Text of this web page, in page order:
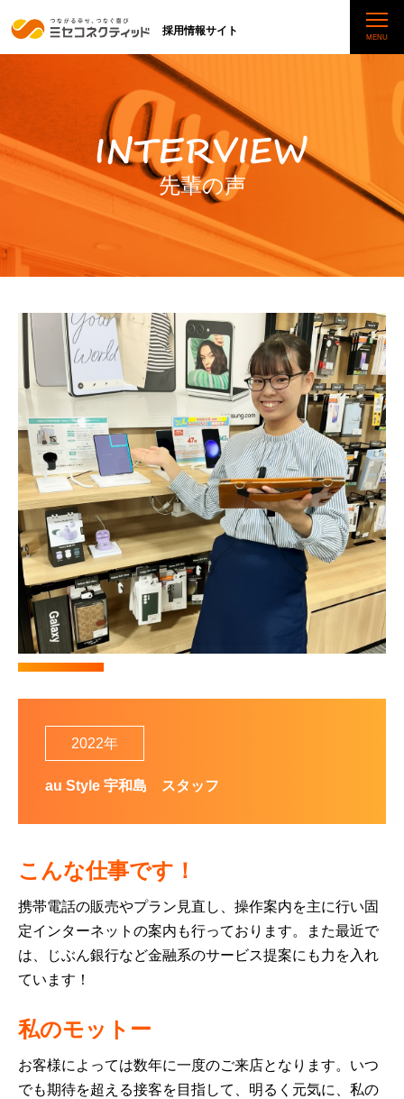
採用情報サイト
先輩の声
2022年
au Style 宇和島 スタッフ
こんな仕事です！
携帯電話の販売やプラン見直し、操作案内を主に行い固
定インターネットの案内も行っております。また最近で
は、じぶん銀行など金融系のサービス提案にも力を入れ
ています！
私のモットー
お客様によっては数年に一度のご来店となります。いつ
でも期待を超える接客を目指して、明るく元気に、私の